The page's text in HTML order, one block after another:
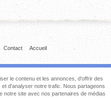
Accueil
Contact
le contenu et les annonces, d'offrir des
d'analyser notre trafic. Nous partageons
notre site avec nos partenaires de médias